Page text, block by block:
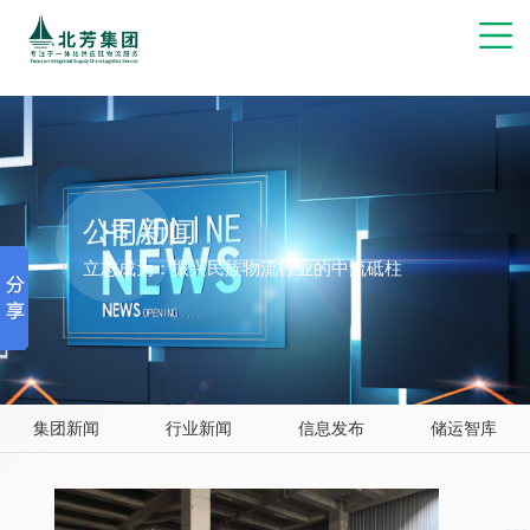
博彩网站推荐
公司新闻
立志成为：振兴民族物流行业的中流砥柱
集团新闻 行业新闻 信息发布 储运智库